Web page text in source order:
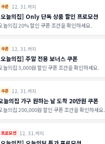
쿠폰 12. 31.까지
늘의집] Only 단독 상품 할인 프로모션
늘의집 20% 할인 쿠폰 조건을 확인하세요.
쿠폰 12. 31.까지
늘의집] 주말 전용 보너스 쿠폰
늘의집 3,000원 할인 쿠폰 조건을 확인하세요.
쿠폰 12. 31.까지
늘의집 가구 원하는 날 도착 20만원 쿠폰
늘의집 200,000원 할인 쿠폰 조건을 확인하세요.
프로모션 12. 31.까지